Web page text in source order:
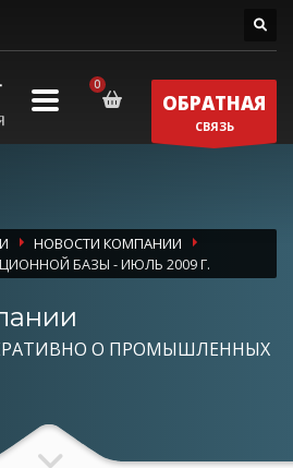
ОБРАТНАЯ
СВЯЗЬ
НОВОСТИ КОМПАНИИ
БАЗЫ - ИЮЛЬ 2009 Г.
О ПРОМЫШЛЕННЫХ